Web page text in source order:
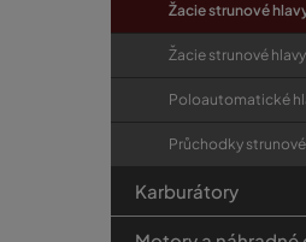
Žacie strunové
Žacie strunové
Poloautomatické
Průchodky
Karburátory